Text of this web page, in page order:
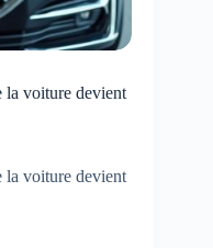
la voiture devient
la voiture devient